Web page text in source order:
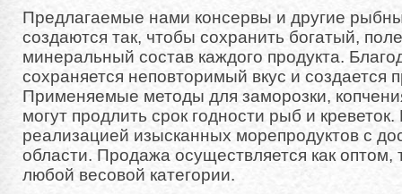
Предлагаемые нами консервы и другие
создаются так, чтобы сохранить богатый,
минеральный состав каждого продукта.
сохраняется неповторимый вкус и создается
Применяемые методы для заморозки,
могут продлить срок годности рыб и
реализацией изысканных морепродуктов с
области. Продажа осуществляется как оптом,
любой весовой категории.